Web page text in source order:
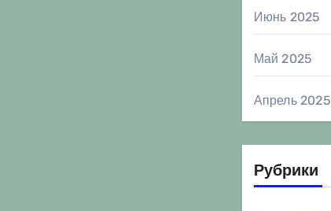
Июнь 2025
Май 2025
Апрель 2025
Рубрики